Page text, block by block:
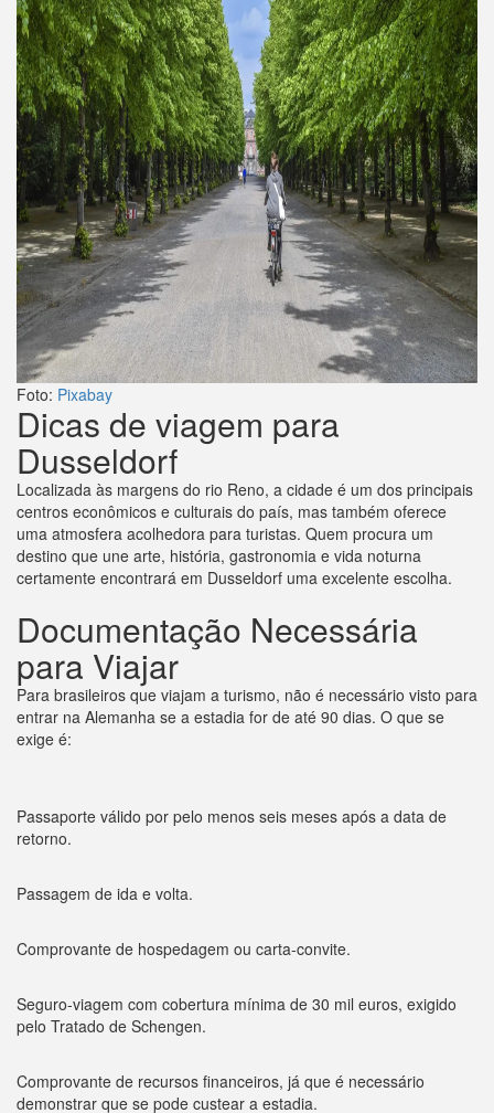
Foto: Pixabay
Dicas de viagem para
Dusseldorf
Localizada às margens do rio Reno, a cidade é um dos principais
centros econômicos e culturais do país, mas também oferece
uma atmosfera acolhedora para turistas. Quem procura um
destino que une arte, história, gastronomia e vida noturna
certamente encontrará em Dusseldorf uma excelente escolha.
Documentação Necessária
para Viajar
Para brasileiros que viajam a turismo, não é necessário visto para
entrar na Alemanha se a estadia for de até 90 dias. O que se
exige é:
Passaporte válido por pelo menos seis meses após a data de
retorno.
Passagem de ida e volta.
Comprovante de hospedagem ou carta-convite.
Seguro-viagem com cobertura mínima de 30 mil euros, exigido
pelo Tratado de Schengen.
Comprovante de recursos financeiros, já que é necessário
demonstrar que se pode custear a estadia.